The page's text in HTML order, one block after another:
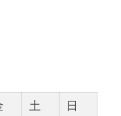
土 日